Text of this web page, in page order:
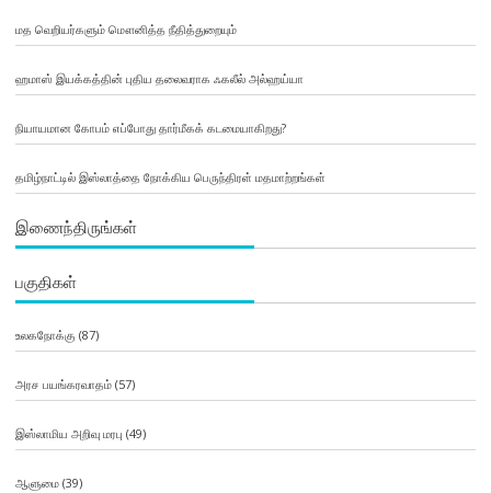
மத வெறியர்களும் மௌனித்த நீதித்துறையும்
ஹமாஸ் இயக்கத்தின் புதிய தலைவராக ஃகலீல் அல்ஹய்யா
நியாயமான கோபம் எப்போது தார்மீகக் கடமையாகிறது?
தமிழ்நாட்டில் இஸ்லாத்தை நோக்கிய பெருந்திரள் மதமாற்றங்கள்
இணைந்திருங்கள்
பகுதிகள்
உலகநோக்கு (87)
அரச பயங்கரவாதம்(57)
இஸ்லாமிய அறிவு மரபு (49)
ஆளுமை(39)